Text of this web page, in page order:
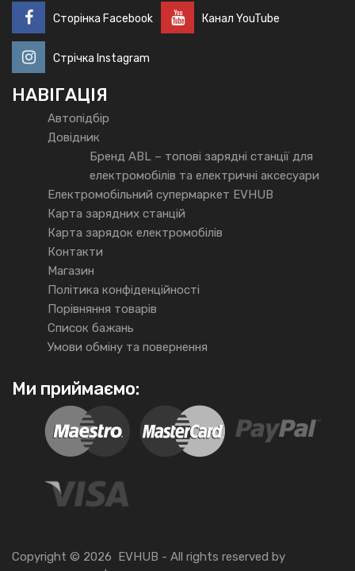
Сторінка Facebook Канал YouTube
Стрічка Instagram
НАВІГАЦІЯ
Автопідбір
Довідник
Бренд ABL – топові зарядні станції для
електромобілів та електричні аксесуари
Електромобільний супермаркет EVHUB
Карта зарядних станцій
Карта зарядок електромобілів
Контакти
Магазин
Політика конфіденційності
Порівняння товарів
Список бажань
Умови обміну та повернення
Ми приймаємо:
Copyright © 2026 EVHUB - All rights reserved by